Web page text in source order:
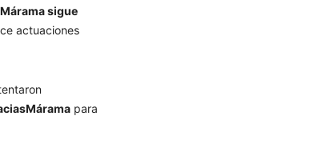
sigue
actuaciones
para